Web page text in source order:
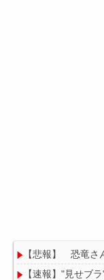
【悲報】 恐竜
【速報】"見せ